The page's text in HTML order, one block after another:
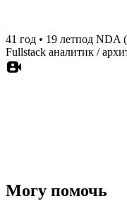
41 год • 19 летпод NDA
Fullstack аналитик /
Могу помочь